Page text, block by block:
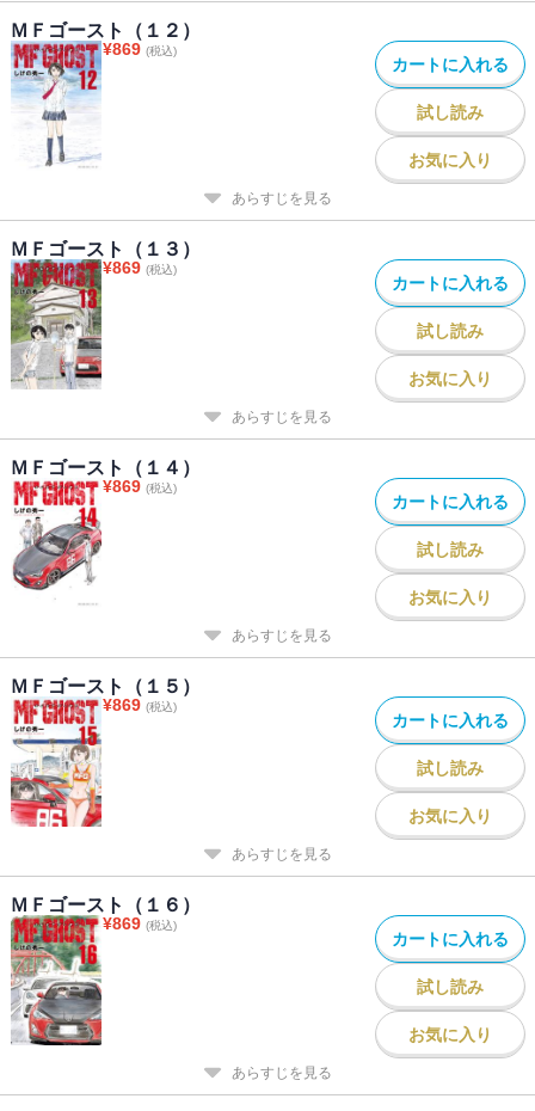
ＭＦゴースト（１２）
¥869 (税込)
カートに入れる
試し読み
お気に入り
あらすじを見る
ＭＦゴースト（１３）
¥869 (税込)
カートに入れる
試し読み
お気に入り
あらすじを見る
ＭＦゴースト（１４）
¥869 (税込)
カートに入れる
試し読み
お気に入り
あらすじを見る
ＭＦゴースト（１５）
¥869 (税込)
カートに入れる
試し読み
お気に入り
あらすじを見る
ＭＦゴースト（１６）
¥869 (税込)
カートに入れる
試し読み
お気に入り
あらすじを見る